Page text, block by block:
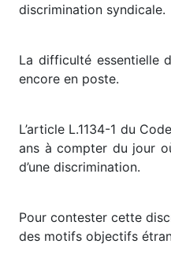
discrimination syndicale.
La difficulté essentielle
encore en poste.
L’article L.1134-1 du
ans à compter du jour
d’une discrimination.
Pour contester cette
des motifs objectifs